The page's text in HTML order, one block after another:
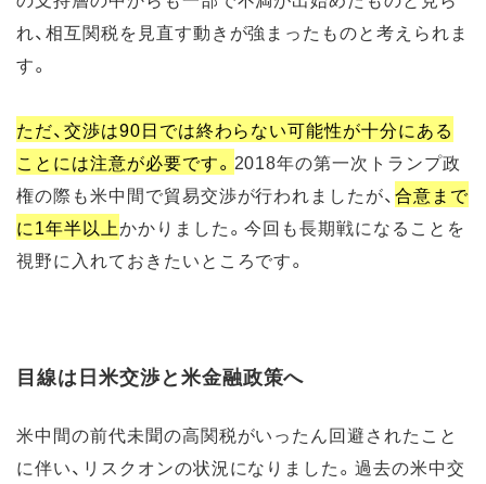
れ、相互関税を見直す動きが強まったものと考えられま
す。
ただ、交渉は90日では終わらない可能性が十分にある
ことには注意が必要です。 2018年の第一次トランプ政
権の際も米中間で貿易交渉が行われましたが、合意まで
に1年半以上かかりました。今回も長期戦になることを
視野に入れておきたいところです。
目線は日米交渉と米金融政策へ
米中間の前代未聞の高関税がいったん回避されたこと
に伴い、リスクオンの状況になりました。過去の米中交